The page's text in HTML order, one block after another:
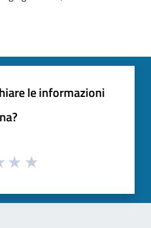
le informazioni